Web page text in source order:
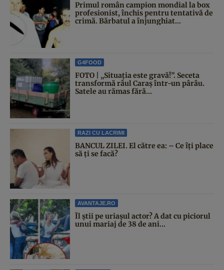
Primul român campion mondial la box
profesionist, închis pentru tentativă de
crimă. Bărbatul a înjunghiat...
G4FOOD
FOTO | „Situația este gravă!”. Seceta
transformă râul Caraș într-un pârâu.
Satele au rămas fără...
RAZI CU LACRIMI
BANCUL ZILEI. El către ea: – Ce îți place
să ți se facă?
AVANTAJE.RO
Îl știi pe uriașul actor? A dat cu piciorul
unui mariaj de 38 de ani...